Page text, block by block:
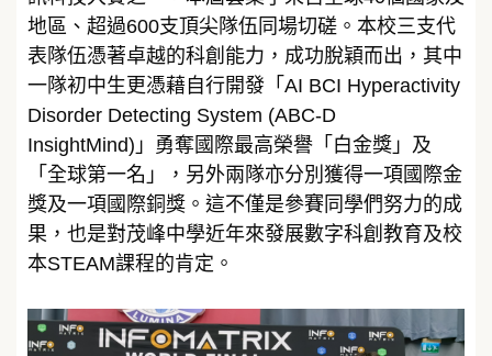
地區、超過600支頂尖隊伍同場切磋。本校三支代
表隊伍憑著卓越的科創能力，成功脫穎而出，其中
一隊初中生更憑藉自行開發「AI BCI Hyperactivity
Disorder Detecting System (ABC-D
InsightMind)」勇奪國際最高榮譽「白金獎」及
「全球第一名」，另外兩隊亦分別獲得一項國際金
獎及一項國際銅獎。這不僅是參賽同學們努力的成
果，也是對茂峰中學近年來發展數字科創教育及校
本STEAM課程的肯定。